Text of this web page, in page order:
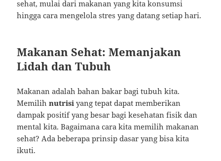
sehat, mulai dari makanan yang kita konsumsi
hingga cara mengelola stres yang datang setiap hari.
Makanan Sehat: Memanjakan
Lidah dan Tubuh
Makanan adalah bahan bakar bagi tubuh kita.
Memilihnutrisi yang tepat dapat memberikan
dampak positif yang besar bagi kesehatan fisik dan
mental kita. Bagaimana cara kita memilih makanan
sehat? Ada beberapa prinsip dasar yang bisa kita
ikuti.